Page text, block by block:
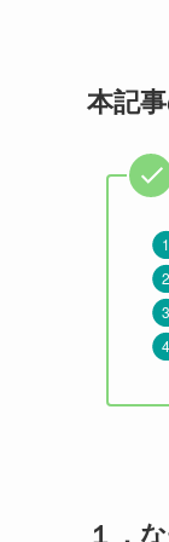
本記
１．